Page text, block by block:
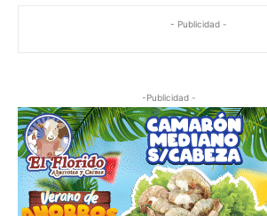
- Publicidad -
-Publicidad -